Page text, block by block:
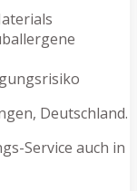
Deutschland.
Service auch in